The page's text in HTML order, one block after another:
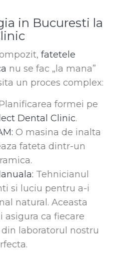
in Bucuresti la
fatetele
nu se fac „la mana”
un proces complex:
formei pe
Dental Clinic.
O masina de inalta
fateta dintr-un
Tehnicianul
si luciu pentru a-i
natural. Aceasta
asigura ca fiecare
laboratorul nostru